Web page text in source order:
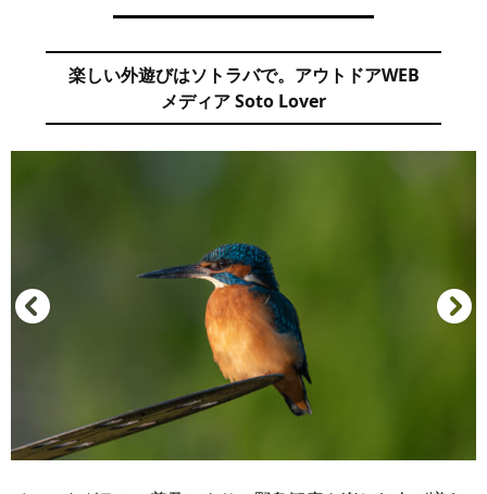
楽しい外遊びはソトラバで。アウトドアWEB
メディア Soto Lover